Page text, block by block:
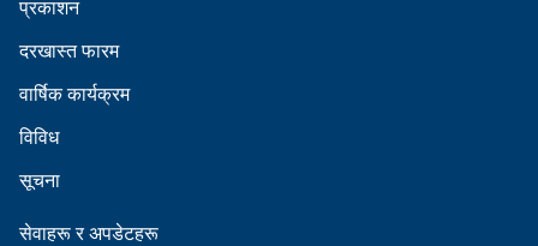
प्रकाशन
दरखास्त फारम
वार्षिक कार्यक्रम
विविध
सूचना
सेवाहरू र अपडेटहरू